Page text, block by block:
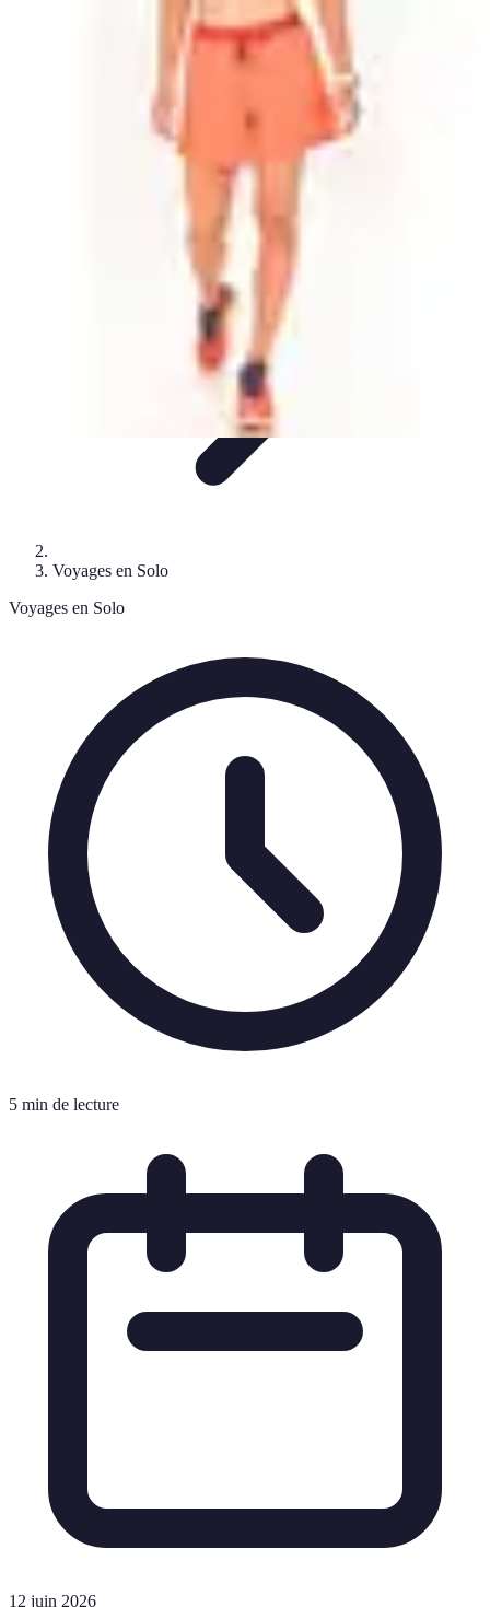
Analyse de Pays Guides Pratiques
Voyages en Solo
Voyages en Solo
5 min de lecture
12 juin 2026